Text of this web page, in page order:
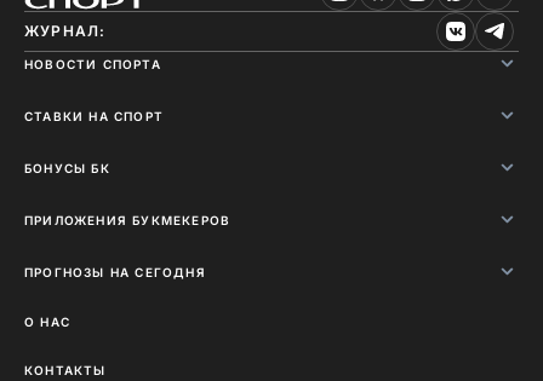
ЖУРНАЛ:
НОВОСТИ СПОРТА
СТАВКИ НА СПОРТ
БОНУСЫ БК
ПРИЛОЖЕНИЯ БУКМЕКЕРОВ
ПРОГНОЗЫ НА СЕГОДНЯ
О НАС
КОНТАКТЫ